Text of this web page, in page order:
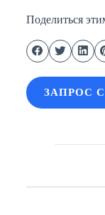
Поделиться
ЗАПРОС